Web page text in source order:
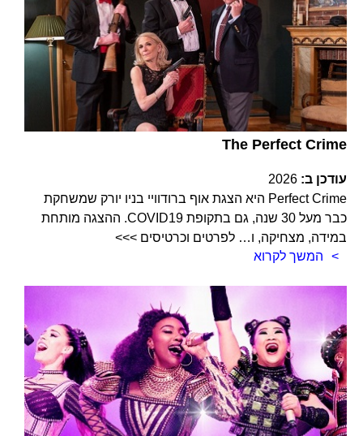
The Perfect Crime
עודכן ב: 2026
Perfect Crime היא הצגת אוף ברודוויי בניו יורק שמשחקת
כבר מעל 30 שנה, גם בתקופת COVID19. ההצגה מותחת
במידה, מצחיקה, ו… לפרטים וכרטיסים >>>
המשך לקרוא